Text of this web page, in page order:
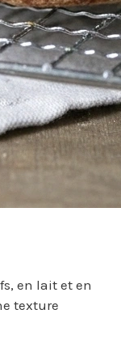
en lait et en
texture